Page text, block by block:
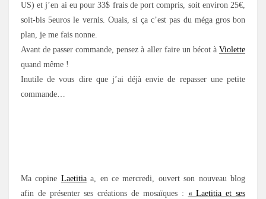
US) et j’en ai eu pour 33$ frais de port compris, soit environ 25€,
soit-bis 5euros le vernis. Ouais, si ça c’est pas du méga gros bon
plan, je me fais nonne.
Avant de passer commande, pensez à aller faire un bécot à Violette
quand même !
Inutile de vous dire que j’ai déjà envie de repasser une petite
commande…
Ma copine Laetitiaa, en ce mercredi, ouvert son nouveau blog
afin de présenter ses créations de mosaïques : « Laetitia et ses